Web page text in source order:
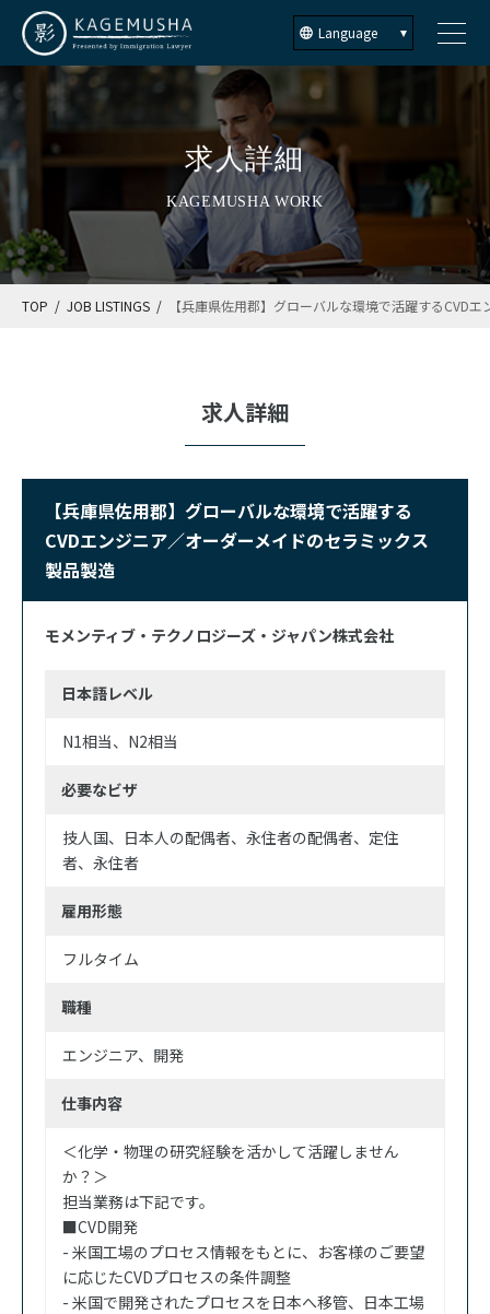
求人詳細
KAGEMUSHA WORK
Language
TOP JOB LISTINGS 【兵庫県佐用郡】グローバルな環境で活躍するCVD
求人詳細
【兵庫県佐用郡】グローバルな環境で活躍する
CVDエンジニア／オーダーメイドのセラミックス
製品製造
モメンティブ・テクノロジーズ・ジャパン株式会社
日本語レベル
N1相当 N2相当
必要なビザ
技人国 日本人の配偶者 永住者の配偶者
定住
者
永住者
雇用形態
フルタイム
職種
エンジニア 開発
仕事内容
＜化学・物理の研究経験を活かして活躍しません
か？＞
担当業務は下記です。
■CVD開発
- 米国工場のプロセス情報をもとに、お客様のご要望
に応じたCVDプロセスの条件調整
- 米国で開発されたプロセスを日本へ移管、日本工場